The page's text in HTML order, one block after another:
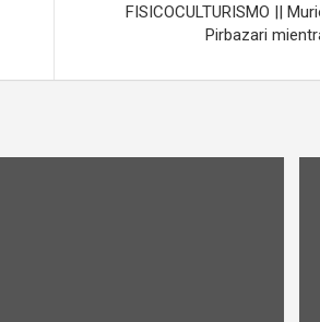
FISICOCULTURISMO ||
Pirbazari